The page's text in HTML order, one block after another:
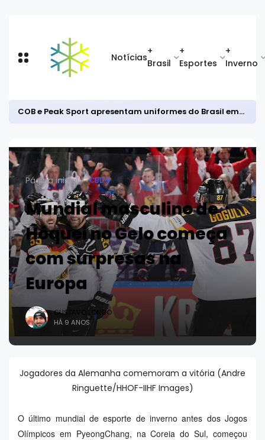
Notícias
+
Brasil
+
Esportes
+
Inverno
COB e Peak Sport apresentam uniformes do Brasil em PyeongChang
Página inicial CBDG
Mundial masculino de
Hóquei no Gelo começa
com surpresas na
Europa
GUSTAVO LONGO
HÁ 9 ANOS
Jogadores da Alemanha comemoram a vitória (Andre
Ringuette/HHOF-IIHF Images)
O último mundial de esporte de inverno antes dos Jogos
Olímpicos em PyeongChang, na Coreia do Sul, começou